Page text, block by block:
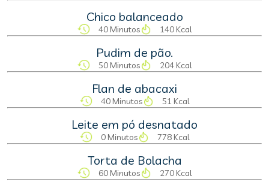
Chico balanceado
40 Minutos 140 Kcal
Pudim de pão.
50 Minutos 204 Kcal
Flan de abacaxi
40 Minutos 51 Kcal
Leite em pó desnatado
0 Minutos 778 Kcal
Torta de Bolacha
60 Minutos 270 Kcal